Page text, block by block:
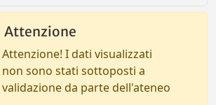
Attenzione
Attenzione! I dati visualizzati
non sono stati sottoposti a
validazione da parte dell'ateneo